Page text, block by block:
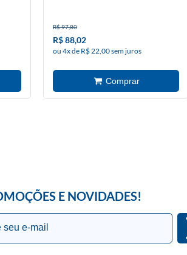
R$ 97,80
R$ 88,02
ou 4x de R$ 22,00 sem juros
E NOVIDADES!